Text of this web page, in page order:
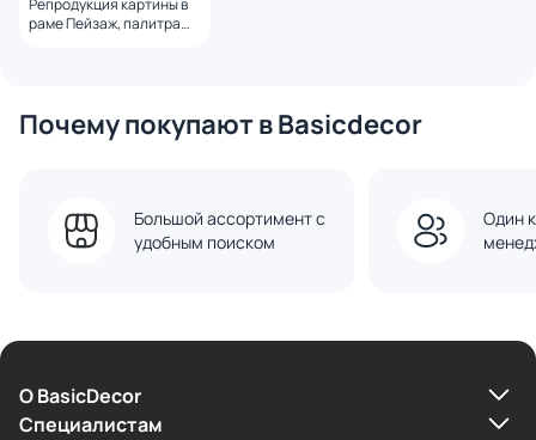
Репродукция картины в
раме Пейзаж, палитра
Почему покупают в Basicdecor
Большой ассортимент с
удобным поиском
Один
О BasicDecor
Cпециалистам